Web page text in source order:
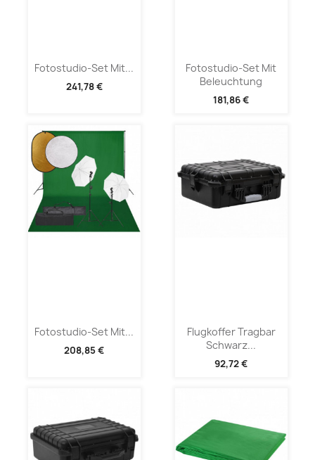
Fotostudio-Set Mit...
241,78 €
Fotostudio-Set Mit
Beleuchtung
181,86 €
Fotostudio-Set Mit...
208,85 €
Flugkoffer Tragbar
Schwarz...
92,72 €